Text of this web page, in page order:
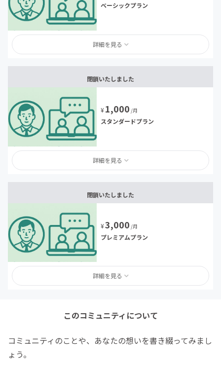
ベーシックプラン
詳細を見る
閉鎖いたしました
¥1,000 /月
スタンダードプラン
詳細を見る
閉鎖いたしました
¥3,000 /月
プレミアムプラン
詳細を見る
このコミュニティについて
コミュニティのことや、あなたの想いを書き綴ってみまし
ょう。